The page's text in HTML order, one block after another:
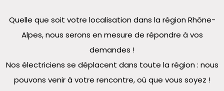
Quelle que soit votre localisation dans la région Rhône-
Alpes, nous serons en mesure de répondre à vos
demandes !
Nos électriciens se déplacent dans toute la région : nous
pouvons venir à votre rencontre, où que vous soyez !